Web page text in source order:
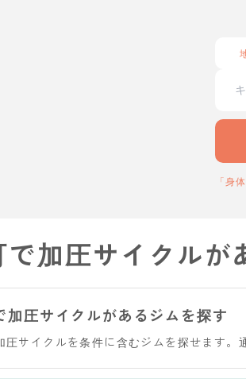
「身
で加圧サイクルが
加圧サイクルがあるジムを探す
圧サイクルを条件に含むジムを探せます。